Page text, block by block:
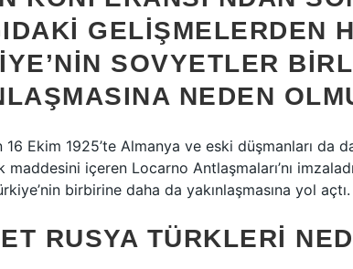
GELIŞMELERDEN
SOVYETLER
NEDEN
16 Ekim 1925’te Almanya ve eski düşmanları da
maddesini içeren Locarno Antlaşmaları’nı
birbirine daha da yakınlaşmasına yol açtı.
RUSYA TÜRKLERI